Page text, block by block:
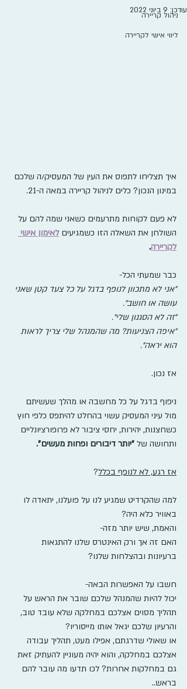
ניהול קריירה
ליווי אישי לקריירה
עודכן: 9 ביוני 2022
איך תצליחו לתפוס את העין של המעסיק/ה שלכם
במינון הנכון? כלים לניהול קריירה במאה ה-21.
לא פעם לקוחות מתרעמים כשאני שמה להם על
השולחן את השאלה הזו כשמגיעים לאימון אישי
לקריירה.
כבר שמעתי הכל-
"אני לא מתכוון לנופף בדגל על כל צעד קטן שאני
עושה או חושב".
"זה לא הסגנון שלי".
"איפה הצניעות? מה שהמנהל שלי צריך לראות
הוא יראה".
אז נכון.
ניפוף בדגל על כל מחשבה או מהלך שעשיתם
מול עיני המעסיק עשוי בהחלט להיתפס כלפי חוץ
כשחצנות, יהירות, יחסי ציבור לא פרופורציונליים
ותחושה של "יותר דיבורים ופחות מעשים".
אז רגע, לא לנופף בכלל?
למה שהקרדיט שמגיע לנו על פועלנו, יתאדה לו
באוויר כלא היה?
והאמת, שיש יותר מזה-
האם זה אך ורק האינטרס שלנו להתגאות
ברעיונות ובהצלחות שלנו?
חשבו על האפשרות הבאה-
יכול להיות שהמנהל שלכם שובר את הראש על
תהליך מסוים אצלכם במחלקה שלא עובד טוב,
והרעיון שלכם יגאל אותו מייסוריו?
או שאולי שדרגתם, אפילו מעט, תהליך עבודה
אצלכם במחלקה, והוא יהיה מעוניין להעתיק זאת
גם במחלקות אחרות? לכו תדעו מה עובר להם
בראש..